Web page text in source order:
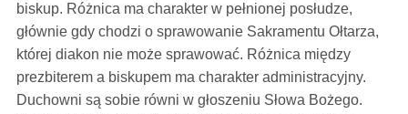
biskup. Różnica ma charakter w pełnionej posłudze,
głównie gdy chodzi o sprawowanie Sakramentu Ołtarza,
której diakon nie może sprawować. Różnica między
prezbiterem a biskupem ma charakter administracyjny.
Duchowni są sobie równi w głoszeniu Słowa Bożego.